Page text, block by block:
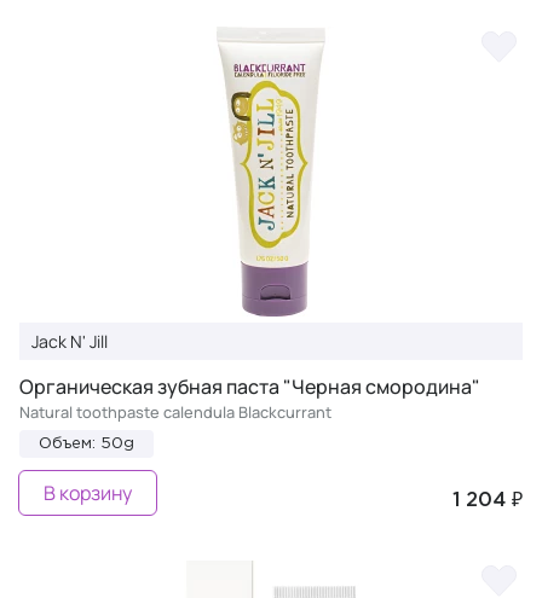
Jack N' Jill
Органическая зубная паста "Черная смородина"
Natural toothpaste calendula Blackcurrant
Объем: 50g
1 204 ₽
В корзину